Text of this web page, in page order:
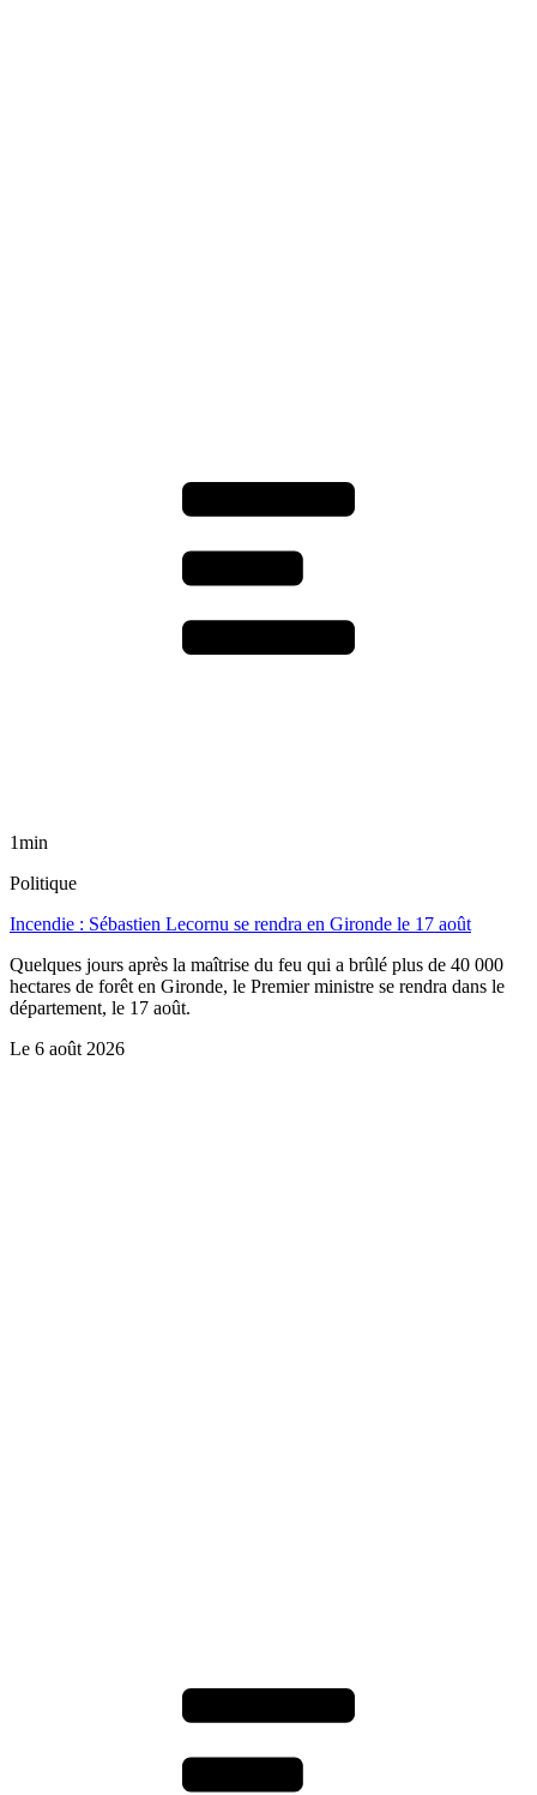
1min
Politique
Incendie : Sébastien Lecornu se rendra en Gironde le 17 août
Quelques jours après la maîtrise du feu qui a brûlé plus de 40 000
hectares de forêt en Gironde, le Premier ministre se rendra dans le
département, le 17 août.
Le 6 août 2026